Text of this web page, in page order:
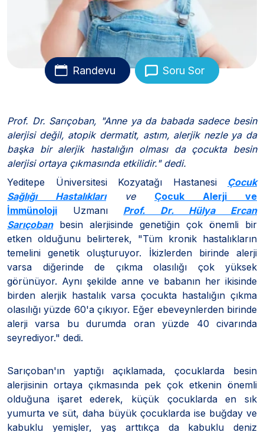
Randevu Soru Sor
Prof. Dr. Sarıçoban, "Anne ya da babada sadece besin
alerjisi değil, atopik dermatit, astım, alerjik nezle ya da
başka bir alerjik hastalığın olması da çocukta besin
alerjisi ortaya çıkmasında etkilidir." dedi.
Yeditepe Üniversitesi Kozyatağı Hastanesi Çocuk
Sağlığı Hastalıklarıve
Çocuk Alerji ve
İmmünoloji Uzmanı Prof. Dr. Hülya Ercan
Sarıçobanbesin alerjisinde genetiğin çok önemli bir
etken olduğunu belirterek, "Tüm kronik hastalıkların
temelini genetik oluşturuyor. İkizlerden birinde alerji
varsa diğerinde de çıkma olasılığı çok yüksek
görünüyor. Aynı şekilde anne ve babanın her ikisinde
birden alerjik hastalık varsa çocukta hastalığın çıkma
olasılığı yüzde 60'a çıkıyor. Eğer ebeveynlerden birinde
alerji varsa bu durumda oran yüzde 40 civarında
seyrediyor." dedi.
Sarıçoban'ın yaptığı açıklamada, çocuklarda besin
alerjisinin ortaya çıkmasında pek çok etkenin önemli
olduğuna işaret ederek, küçük çocuklarda en sık
yumurta ve süt, daha büyük çocuklarda ise buğday ve
kabuklu yemişler, yaş arttıkça da kabuklu deniz